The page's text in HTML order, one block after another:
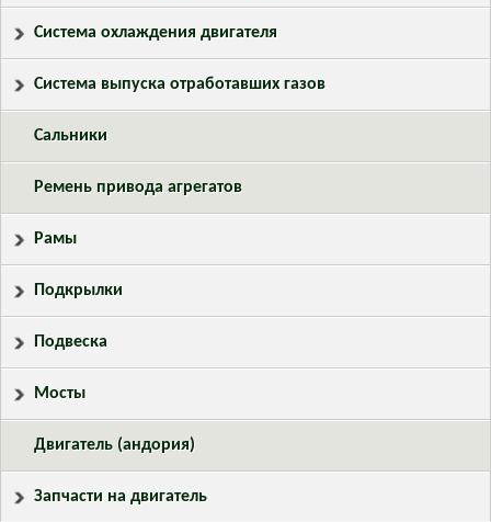
Система охлаждения двигателя
Система выпуска отработавших газов
Сальники
Ремень привода агрегатов
Рамы
Подкрылки
Подвеска
Мосты
Двигатель (андория)
Запчасти на двигатель